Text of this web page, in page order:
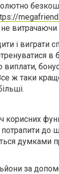
витрачаючи
і виграти
в
ж таки
корисних
до
думками
за